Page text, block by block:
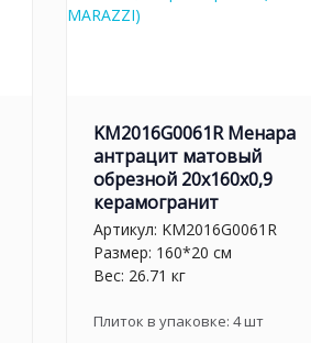
KM2016G0061R Менара
антрацит матовый
обрезной 20x160x0,9
керамогранит
Артикул: KM2016G0061R
Размер: 160*20 см
Вес: 26.71 кг
Плиток в упаковке: 4шт